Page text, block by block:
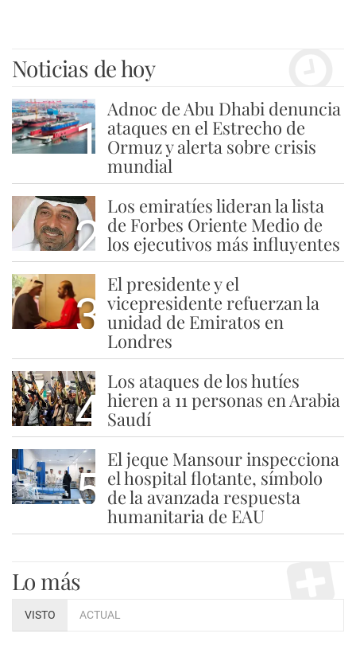
Noticias de hoy
1
Adnoc de Abu Dhabi denuncia
ataques en el Estrecho de
Ormuz y alerta sobre crisis
mundial
2
Los emiratíes lideran la lista
de Forbes Oriente Medio de
los ejecutivos más influyentes
3
El presidente y el
vicepresidente refuerzan la
unidad de Emiratos en
Londres
4
Los ataques de los hutíes
hieren a 11 personas en Arabia
Saudí
5
El jeque Mansour inspecciona
el hospital flotante, símbolo
de la avanzada respuesta
humanitaria de EAU
Lo más
VISTO ACTUAL